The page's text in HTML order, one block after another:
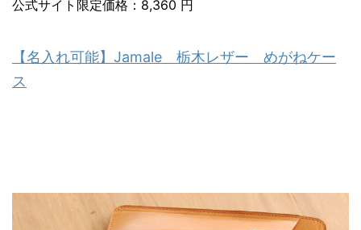
公式サイト限定価格：8,360 円
【名入れ可能】Jamale 栃木レザー めがねケー
ス